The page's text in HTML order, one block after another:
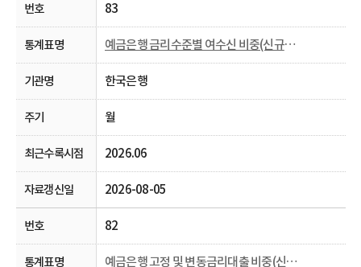
83
예금은행 금리수준별 여수신 비중(신규취급액 기준)
한국은행
월
2026.06
2026-08-05
82
예금은행 고정 및 변동금리대출 비중(신규취급액 기준)